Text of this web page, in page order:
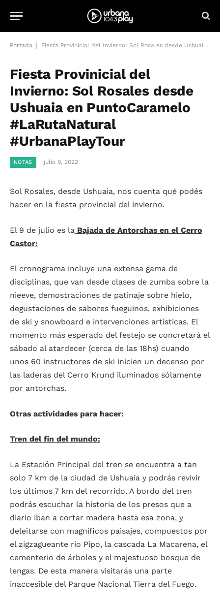
Portada Fiesta Provinicial del Invierno: Sol Rosales desde Ushuaia en PuntoCaramelo #LaRutaNatural #UrbanaPlayTour
Fiesta Provinicial del
Invierno: Sol Rosales desde
Ushuaia en PuntoCaramelo
#LaRutaNatural
#UrbanaPlayTour
NOTAS julio 9, 2022
Sol Rosales, desde Ushuaia, nos cuenta qué podés
hacer en la fiesta provincial del invierno.
El 9 de julio es la Bajada de Antorchas en el Cerro
Castor:
El cronograma incluye una extensa gama de
disciplinas, que van desde clases de zumba sobre la
nieeve, demostraciones de patinaje sobre hielo,
degustaciones de sabores fueguinos, exhibiciones
de ski y snowboard e intervenciones artísticas. El
momento más esperado del festejo se concretará el
sábado al atardecer (cerca de las 18hs) cuando
unos 60 instructores de ski inicien un decenso por
las laderas del Cerro Krund iluminados sólamente
por antorchas.
Otras actividades para hacer:
Tren del fin del mundo:
La Estación Principal del tren se encuentra a tan
solo 7 km de la ciudad de Ushuaia y podrás revivir
los últimos 7 km del recorrido. A bordo del tren
podrás escuchar la historia de los presos que a
diario iban a cortar madera hasta esa zona, y
deleitarse con magníficos paisajes, compuestos por
el zigzagueante río Pipo, la cascada La Macarena, el
cementerio de árboles y el majestuoso bosque de
lengas. De esta manera visitarás una parte
inaccesible del Parque Nacional Tierra del Fuego.